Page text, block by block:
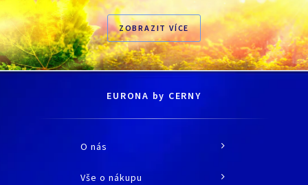
ZOBRAZIT VÍCE
EURONA by CERNY
O nás
O společnosti
Vše o nákupu